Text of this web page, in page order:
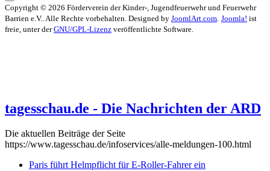
Copyright © 2026 Förderverein der Kinder-, Jugendfeuerwehr und Feuerwehr
Barrien e.V.. Alle Rechte vorbehalten. Designed by JoomlArt.com Joomla! ist
freie, unter derGNU/GPL-Lizenz veröffentlichte Software.
tagesschau.de - Die Nachrichten der ARD
Die aktuellen Beiträge der Seite
https://www.tagesschau.de/infoservices/alle-meldungen-100.html
Paris führt Helmpflicht für E-Roller-Fahrer ein